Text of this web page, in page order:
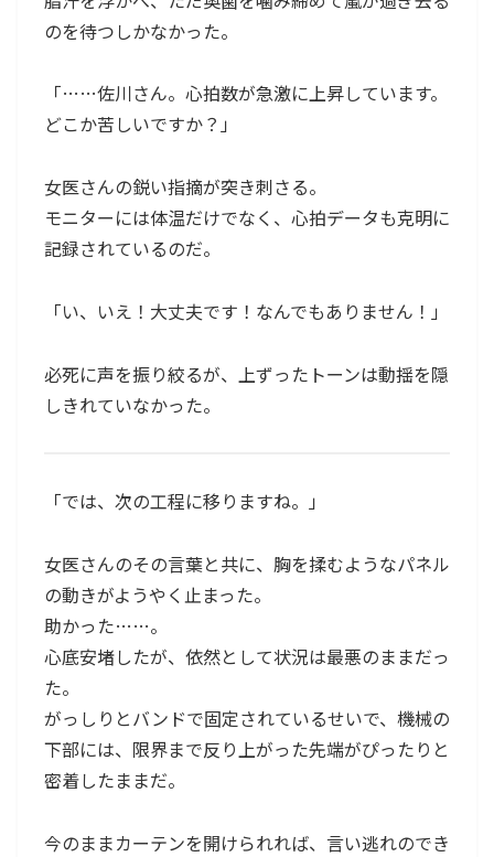
のを待つしかなかった。
「……佐川さん。心拍数が急激に上昇しています。
どこか苦しいですか？」
女医さんの鋭い指摘が突き刺さる。
モニターには体温だけでなく、心拍データも克明に
記録されているのだ。
「い、いえ！大丈夫です！なんでもありません！」
必死に声を振り絞るが、上ずったトーンは動揺を隠
しきれていなかった。
「では、次の工程に移りますね。」
女医さんのその言葉と共に、胸を揉むようなパネル
の動きがようやく止まった。
助かった……。
心底安堵したが、依然として状況は最悪のままだっ
た。
がっしりとバンドで固定されているせいで、機械の
下部には、限界まで反り上がった先端がぴったりと
密着したままだ。
今のままカーテンを開けられれば、言い逃れのでき